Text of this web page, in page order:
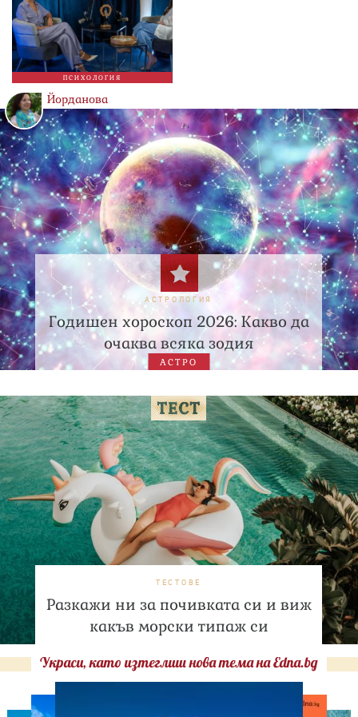
ПСИХОЛОГИЯ
Йорданова
АСТРОЛОГИЯ
Годишен хороскоп 2026: Какво да
очаква всяка зодия
АСТРО
ТЕСТОВЕ
Разкажи ни за почивката си и виж
какъв морски типаж си
Украси, като изтеглиш нова тема на Edna.bg